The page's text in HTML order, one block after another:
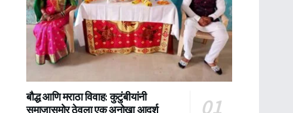
बौद्ध आणि मराठा विवाह: कुटुंबीयांनी
समाजासमोर ठेवला एक अनोखा आदर्श